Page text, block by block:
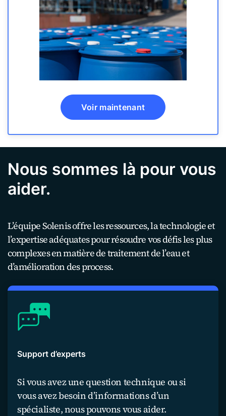
Voir maintenant
Nous sommes là pour vous
aider.
L’équipe Solenis offre les ressources, la technologie et
l’expertise adéquates pour résoudre vos défis les plus
complexes en matière de traitement de l’eau et
d’amélioration des process.
Support d’experts
Si vous avez une question technique ou si
vous avez besoin d’informations d’un
spécialiste, nous pouvons vous aider.